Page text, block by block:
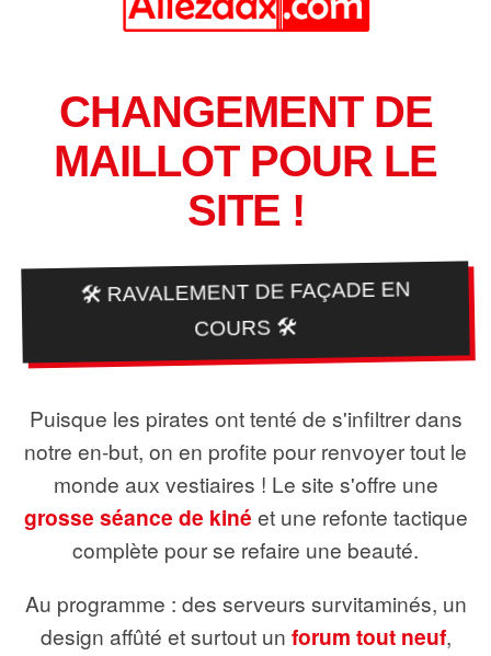
CHANGEMENT DE
MAILLOT POUR LE
SITE !
🛠️ RAVALEMENT DE FAÇADE EN
COURS 🛠️
Puisque les pirates ont tenté de s'infiltrer dans
notre en-but, on en profite pour renvoyer tout le
monde aux vestiaires ! Le site s'offre une
grosse séance de kiné et une refonte tactique
complète pour se refaire une beauté.
Au programme : des serveurs survitaminés, un
design affûté et surtout un forum tout neuf,